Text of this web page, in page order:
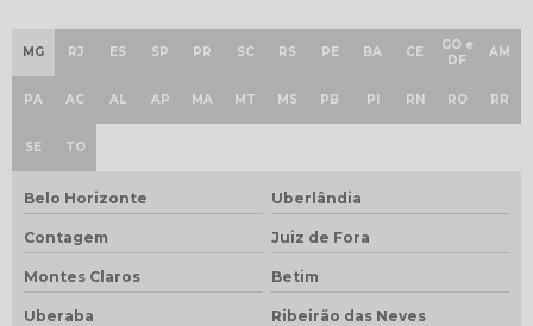
MG RJ ES SP PR SC RS PE BA CE
GO e
DF
AM
PA AC AL AP MA MT MS PB PI RN RO RR
SE TO
Belo Horizonte Uberlândia
Contagem Juiz de Fora
Montes Claros Betim
Uberaba Ribeirão das Neves